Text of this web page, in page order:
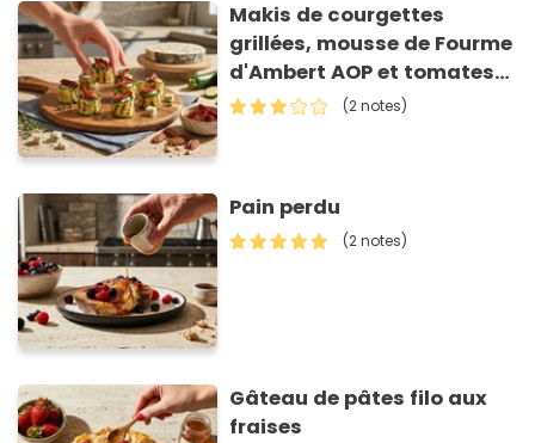
Makis de courgettes
grillées, mousse de Fourme
d'Ambert AOP et tomates
séchées
(2 notes)
Pain perdu
(2 notes)
Gâteau de pâtes filo aux
fraises